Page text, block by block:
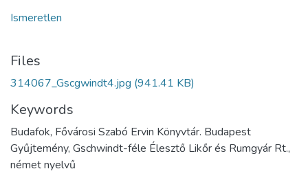
Ismeretlen
Files
314067_Gscgwindt4.jpg (941.41 KB)
Keywords
Budafok, Fővárosi Szabó Ervin Könyvtár. Budapest
Gyűjtemény, Gschwindt-féle Élesztő Likőr és Rumgyár Rt.,
német nyelvű